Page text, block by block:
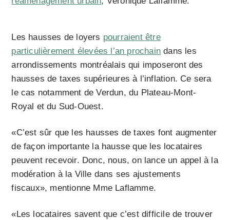
Les hausses de loyers pourraient être
particulièrement élevées l’an prochain dans les
arrondissements montréalais qui imposeront des
hausses de taxes supérieures à l’inflation. Ce sera
le cas notamment de Verdun, du Plateau-Mont-
Royal et du Sud-Ouest.
«C’est sûr que les hausses de taxes font augmenter
de façon importante la hausse que les locataires
peuvent recevoir. Donc, nous, on lance un appel à la
modération à la Ville dans ses ajustements
fiscaux», mentionne Mme Laflamme.
«Les locataires savent que c’est difficile de trouver